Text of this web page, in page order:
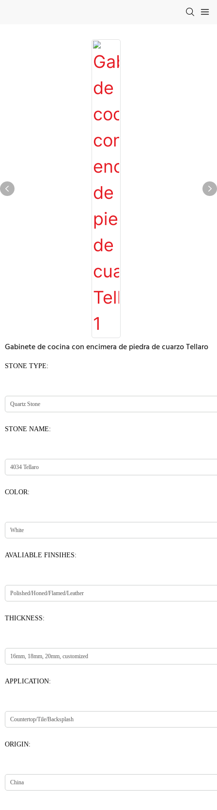
Gabinete de cocina con encimera de piedra de cuarzo Tellaro
STONE TYPE:
STONE NAME:
COLOR:
AVALIABLE FINSIHES:
THICKNESS:
APPLICATION:
ORIGIN: